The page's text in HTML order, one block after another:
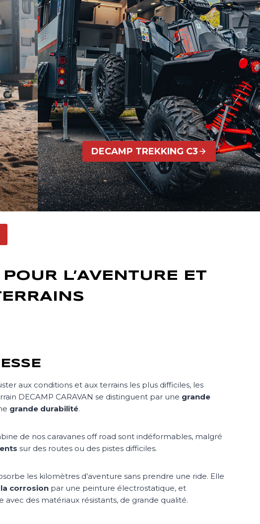
DECAMP TREKKING C3
L’AVENTURE ET
aux conditions et aux terrains les plus difficiles, les
DECAMP CARAVAN se distinguent par une grande
grande durabilité.
de nos caravanes off road sont indéformables, malgré
sur des routes ou des pistes difficiles.
les kilomètres d’aventure sans prendre une ride. Elle
corrosion par une peinture électrostatique, et
des matériaux résistants, de grande qualité.